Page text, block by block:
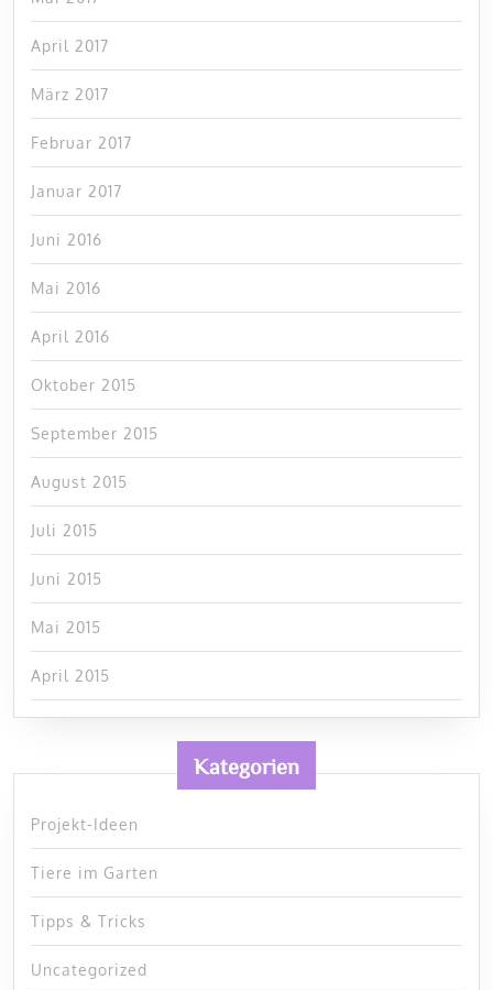
April 2017
März 2017
Februar 2017
Januar 2017
Juni 2016
Mai 2016
April 2016
Oktober 2015
September 2015
August 2015
Juli 2015
Juni 2015
Mai 2015
April 2015
Kategorien
Projekt-Ideen
Tiere im Garten
Tipps & Tricks
Uncategorized